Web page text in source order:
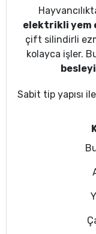
elektrikli yem
çift silindirli
kolayca işler.
Sabit tip yapısı